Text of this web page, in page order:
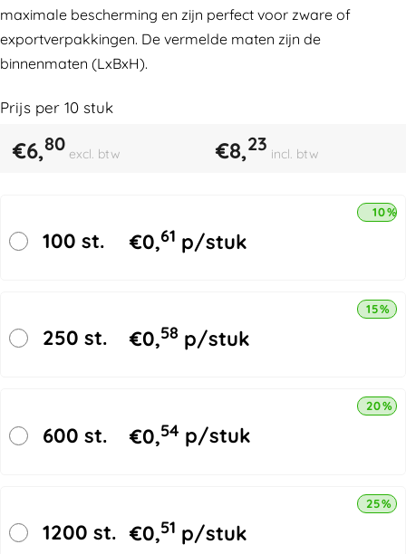
maximale bescherming en zijn perfect voor zware of
exportverpakkingen. De vermelde maten zijn de
binnenmaten (LxBxH).
Prijs per 10 stuk
€6,80 excl. btw €8,23 incl. btw
100 st. €0,61 p/stuk
10%
250 st. €0,58 p/stuk
15%
600 st. €0,54 p/stuk
20%
1200 st. €0,51 p/stuk
25%